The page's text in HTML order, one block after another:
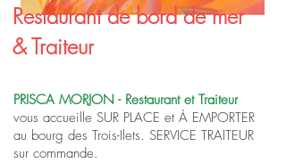
Restaurant de bord de mer
& Traiteur
PRISCA MORJON - Restaurant et Traiteur
vous accueille SUR PLACE et À EMPORTER
au bourg des Trois-Ilets. SERVICE TRAITEUR
sur commande.